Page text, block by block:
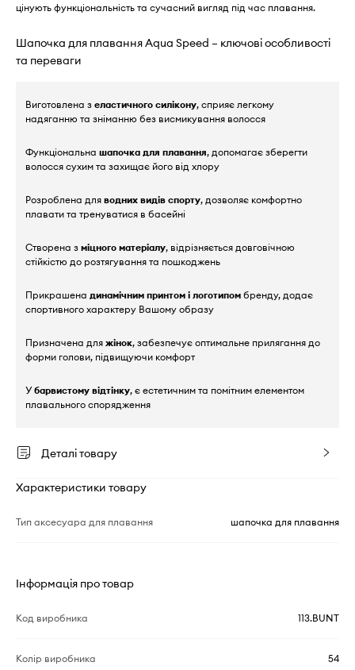
цінують функціональність та сучасний вигляд під час плавання.
Шапочка для плавання Aqua Speed – ключові особливості
та переваги
Виготовлена з еластичного силікону, сприяє легкому
надяганню та зніманню без висмикування волосся
Функціональна шапочка для плавання, допомагає зберегти
волосся сухим та захищає його від хлору
Розроблена для водних видів спорту, дозволяє комфортно
плавати та тренуватися в басейні
Створена з міцного матеріалу, відрізняється довговічною
стійкістю до розтягування та пошкоджень
Прикрашена динамічним принтом і логотипом бренду, додає
спортивного характеру Вашому образу
Призначена для жінок, забезпечує оптимальне прилягання до
форми голови, підвищуючи комфорт
Убарвистому відтінку, є естетичним та помітним елементом
плавального спорядження
Деталі товару
Характеристики товару
Тип аксесуара для плавання шапочка для плавання
Інформація про товар
Код виробника 113.BUNT
Колір виробника 54